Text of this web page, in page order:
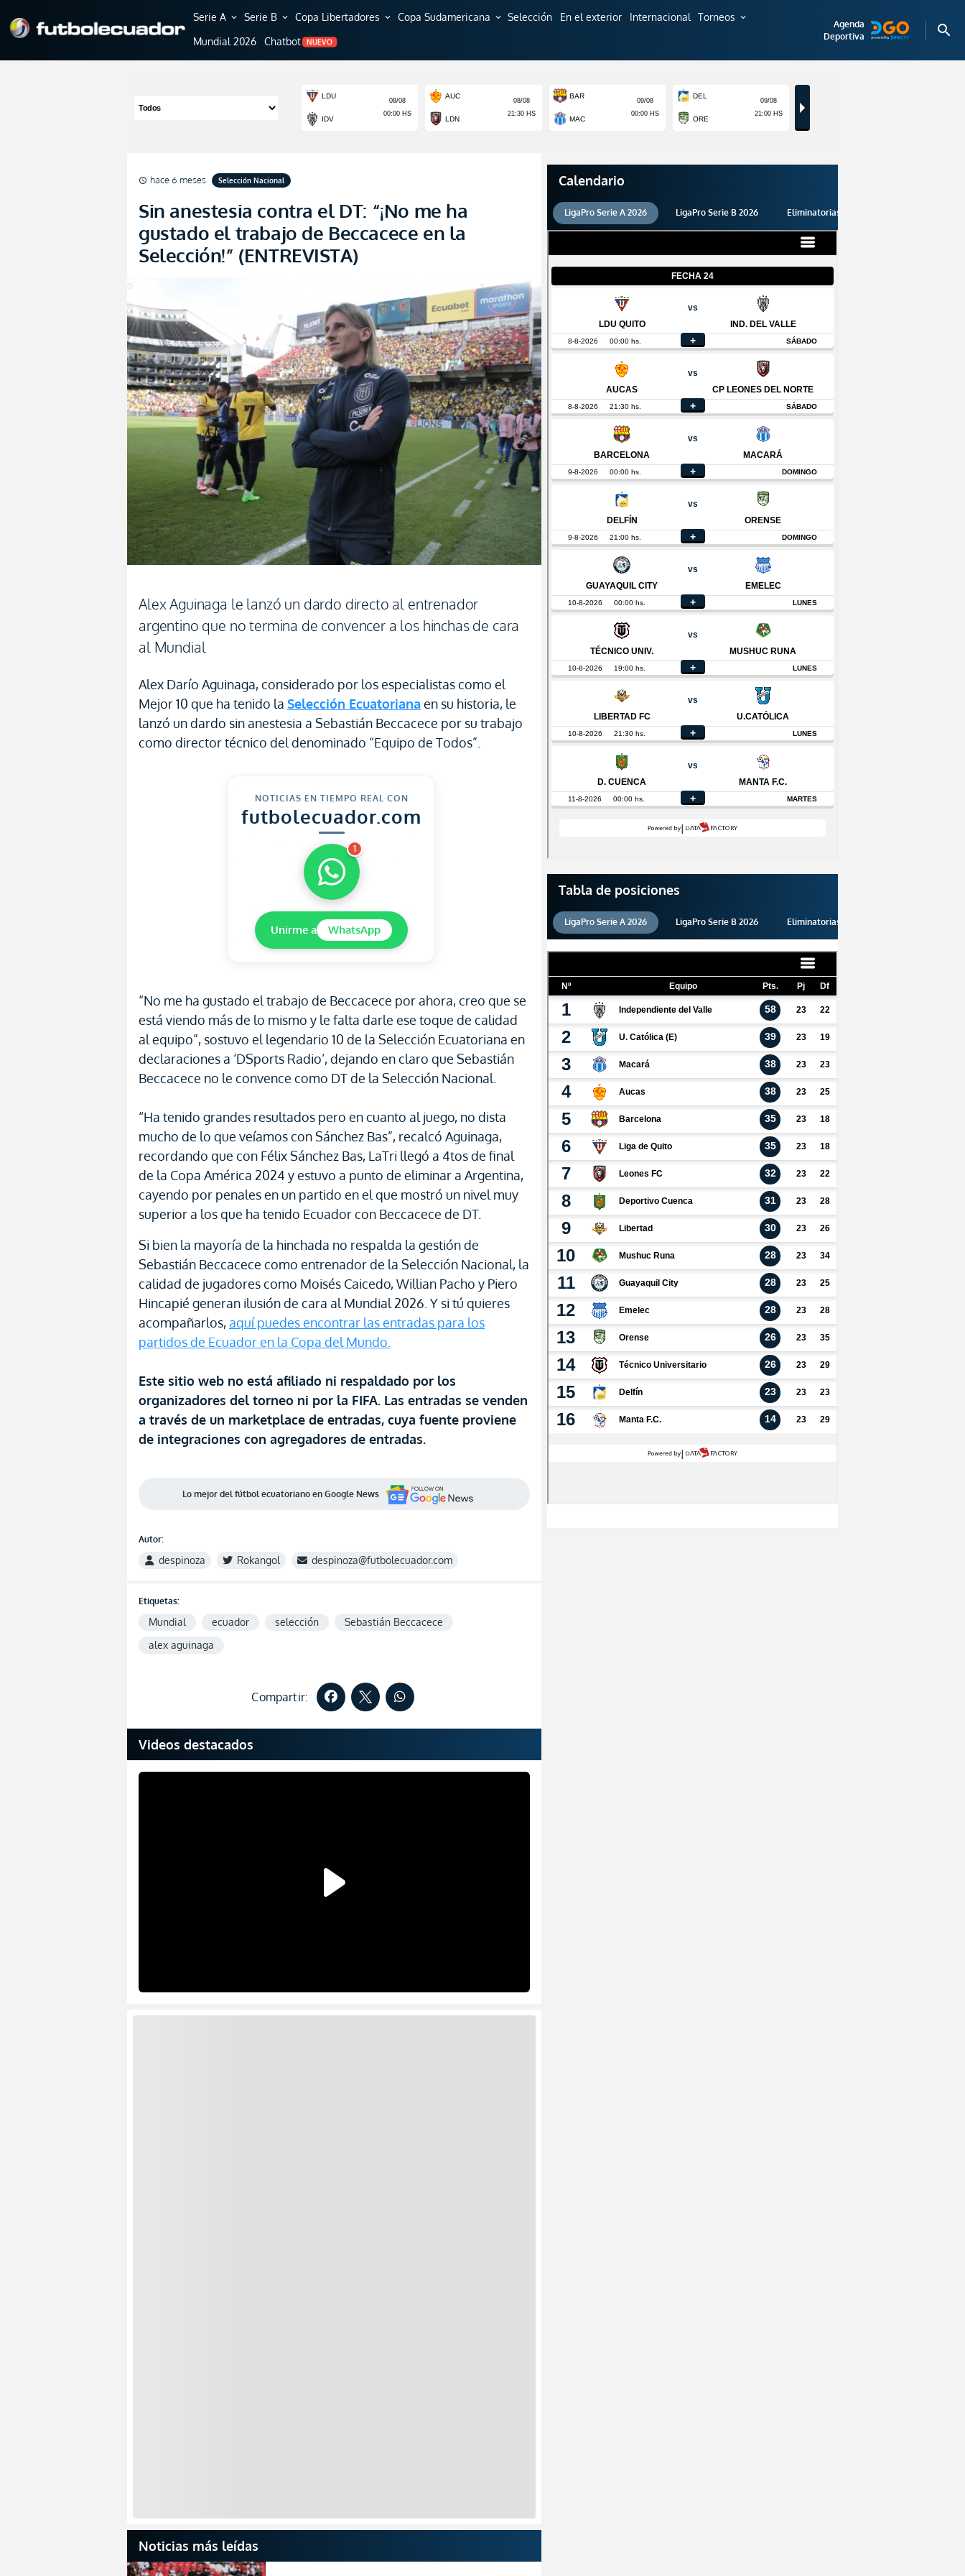
Serie A expand_more Serie B expand_more Copa Libertadores expand_more Copa Sudamericana expand_more Selección En el exterior Internacional Torneos expand_more
Mundial 2026 Chatbot NUEVO
Agenda
Deportiva
search
schedule hace 6 meses Selección Nacional
Sin anestesia contra el DT: “¡No me ha
gustado el trabajo de Beccacece en la
Selección!” (ENTREVISTA)
Alex Aguinaga le lanzó un dardo directo al entrenador
argentino que no termina de convencer a los hinchas de cara
al Mundial
Alex Darío Aguinaga, considerado por los especialistas como el
Mejor 10 que ha tenido la Selección Ecuatoriana en su historia, le
lanzó un dardo sin anestesia a Sebastián Beccacece por su trabajo
como director técnico del denominado “Equipo de Todos”.
NOTICIAS EN TIEMPO REAL CON
futbolecuador.com
1
Unirme a WhatsApp
“No me ha gustado el trabajo de Beccacece por ahora, creo que se
está viendo más de lo mismo y le falta darle ese toque de calidad
al equipo”, sostuvo el legendario 10 de la Selección Ecuatoriana en
declaraciones a ‘DSports Radio’, dejando en claro que Sebastián
Beccacece no le convence como DT de la Selección Nacional.
“Ha tenido grandes resultados pero en cuanto al juego, no dista
mucho de lo que veíamos con Sánchez Bas”, recalcó Aguinaga,
recordando que con Félix Sánchez Bas, LaTri llegó a 4tos de final
de la Copa América 2024 y estuvo a punto de eliminar a Argentina,
cayendo por penales en un partido en el que mostró un nivel muy
superior a los que ha tenido Ecuador con Beccacece de DT.
Si bien la mayoría de la hinchada no respalda la gestión de
Sebastián Beccacece como entrenador de la Selección Nacional, la
calidad de jugadores como Moisés Caicedo, Willian Pacho y Piero
Hincapié generan ilusión de cara al Mundial 2026. Y si tú quieres
acompañarlos,aquí puedes encontrar las entradas para los
partidos de Ecuador en la Copa del Mundo.
Este sitio web no está afiliado ni respaldado por los
organizadores del torneo ni por la FIFA. Las entradas se venden
a través de un marketplace de entradas, cuya fuente proviene
de integraciones con agregadores de entradas.
Lo mejor del fútbol ecuatoriano en Google News
Autor:
despinoza Rokangol despinoza@futbolecuador.com
Etiquetas:
Mundial ecuador selección
Sebastián Beccacece
alex aguinaga
Compartir:
Videos destacados
Noticias más leídas
Calendario
LigaPro Serie A 2026 LigaPro Serie B 2026 Eliminatorias 2026
Tabla de posiciones
LigaPro Serie A 2026 LigaPro Serie B 2026 Eliminatorias 2026